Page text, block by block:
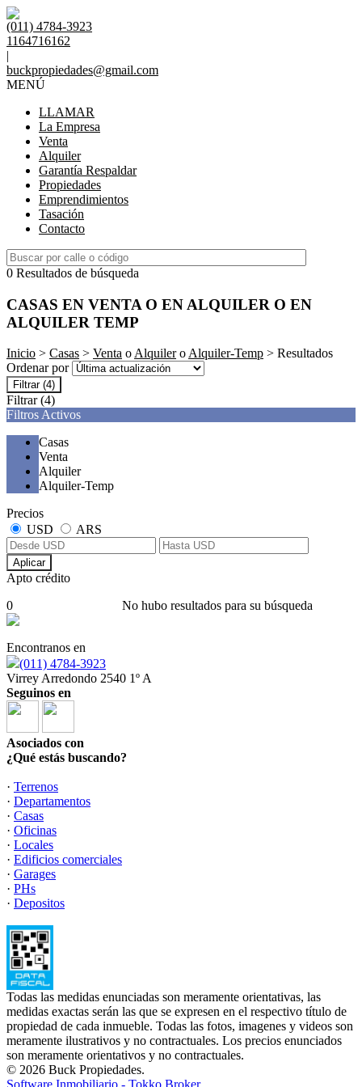
(011) 4784-3923
1164716162
|
buckpropiedades@gmail.com
MENÚ
LLAMAR
La Empresa
Venta
Alquiler
Garantía Respaldar
Propiedades
Emprendimientos
Tasación
Contacto
0 Resultados de búsqueda
CASAS EN VENTA O EN ALQUILER O EN
ALQUILER TEMP
Inicio > Casas > Venta oAlquileroAlquiler-Temp > Resultados
Ordenar por
Filtrar (4)
Filtrar (4)
Filtros Activos
Casas
Venta
Alquiler
Alquiler-Temp
Precios
USD
ARS
Aplicar
Apto crédito
No hubo resultados para su búsqueda
0
Encontranos en
(011) 4784-3923
Virrey Arredondo 2540 1º A
Seguinos en
Asociados con
¿Qué estás buscando?
· Terrenos
· Departamentos
· Casas
· Oficinas
· Locales
· Edificios comerciales
· Garages
· PHs
· Depositos
Todas las medidas enunciadas son meramente orientativas, las
medidas exactas serán las que se expresen en el respectivo título de
propiedad de cada inmueble. Todas las fotos, imagenes y videos son
meramente ilustrativos y no contractuales. Los precios enunciados
son meramente orientativos y no contractuales.
© 2026 Buck Propiedades.